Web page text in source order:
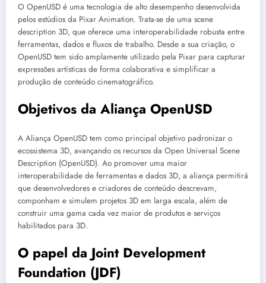
O OpenUSD é uma tecnologia de alto desempenho desenvolvida
pelos estúdios da Pixar Animation. Trata-se de uma scene
description 3D, que oferece uma interoperabilidade robusta entre
ferramentas, dados e fluxos de trabalho. Desde a sua criação, o
OpenUSD tem sido amplamente utilizado pela Pixar para capturar
expressões artísticas de forma colaborativa e simplificar a
produção de conteúdo cinematográfico.
Objetivos da Aliança OpenUSD
A Aliança OpenUSD tem como principal objetivo padronizar o
ecossistema 3D, avançando os recursos da Open Universal Scene
Description (OpenUSD). Ao promover uma maior
interoperabilidade de ferramentas e dados 3D, a aliança permitirá
que desenvolvedores e criadores de conteúdo descrevam,
componham e simulem projetos 3D em larga escala, além de
construir uma gama cada vez maior de produtos e serviços
habilitados para 3D.
O papel da Joint Development
Foundation (JDF)